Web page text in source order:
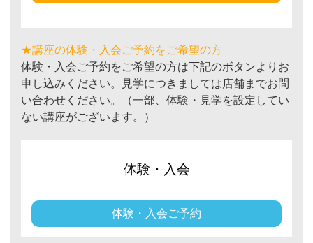
★講座の体験・入会ご予約をご希望の方
体験・入会ご予約をご希望の方は下記のボタンよりお
申し込みください。見学につきましては店舗までお問
い合わせください。（一部、体験・見学を設定してい
ない講座がございます。）
体験・入会
体験・入会ご予約